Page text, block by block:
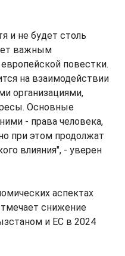
и не будет столь
важным
повестки.
на взаимодействии
организациями,
Основные
- права человека,
при этом продолжат
влияния", - уверен
аспектах
снижение
и ЕС в 2024